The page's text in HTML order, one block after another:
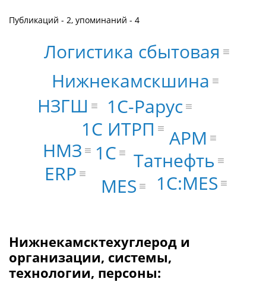
Публикаций - 2, упоминаний - 4
1С ИТРП
1С-Рарус
1С
Татнефть
Нижнекамскшина
НЗГШ
НМЗ
АРМ
ERP
MES 1С:MES
Логистика сбытовая
Нижнекамсктехуглерод и
организации, системы,
технологии, персоны: